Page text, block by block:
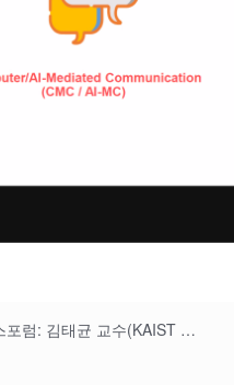
제34차 데이터사이언스포럼: 김태균 교수(KAIST 디지털인문사회과학부 대학원 교수)